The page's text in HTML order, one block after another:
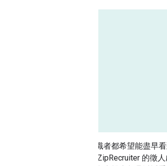
線上求職者都希望能盡早
地顯示 ZipRecruiter 的徵